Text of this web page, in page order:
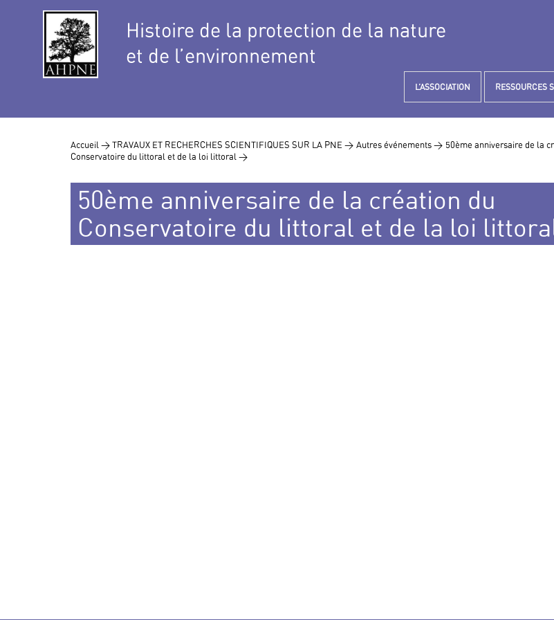
Histoire de la protection de la nature
et de l’environnement
L’ASSOCIATION RESSOURCES
Accueil >TRAVAUX ET RECHERCHES SCIENTIFIQUES SUR LA PNE > Autres événements > 50ème anniversaire de la
Conservatoire du littoral et de la loi littoral >
50ème anniversaire de la création du
Conservatoire du littoral et de la loi